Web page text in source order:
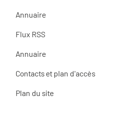
Annuaire
Flux RSS
Annuaire
Contacts et plan d'accès
Plan du site